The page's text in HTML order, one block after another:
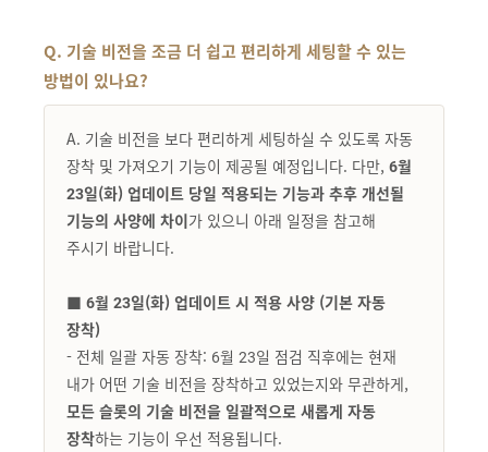
Q. 기술 비전을 조금 더 쉽고 편리하게 세팅할 수 있는
방법이 있나요?
A. 기술 비전을 보다 편리하게 세팅하실 수 있도록 자동
장착 및 가져오기 기능이 제공될 예정입니다. 다만, 6월
23일(화) 업데이트 당일 적용되는 기능과 추후 개선될
기능의 사양에 차이가 있으니 아래 일정을 참고해
주시기 바랍니다.
■ 6월 23일(화) 업데이트 시 적용 사양 (기본 자동
장착)
- 전체 일괄 자동 장착: 6월 23일 점검 직후에는 현재
내가 어떤 기술 비전을 장착하고 있었는지와 무관하게,
모든 슬롯의 기술 비전을 일괄적으로 새롭게 자동
장착하는 기능이 우선 적용됩니다.